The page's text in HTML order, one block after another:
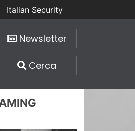
Italian Security
Newsletter
Cerca